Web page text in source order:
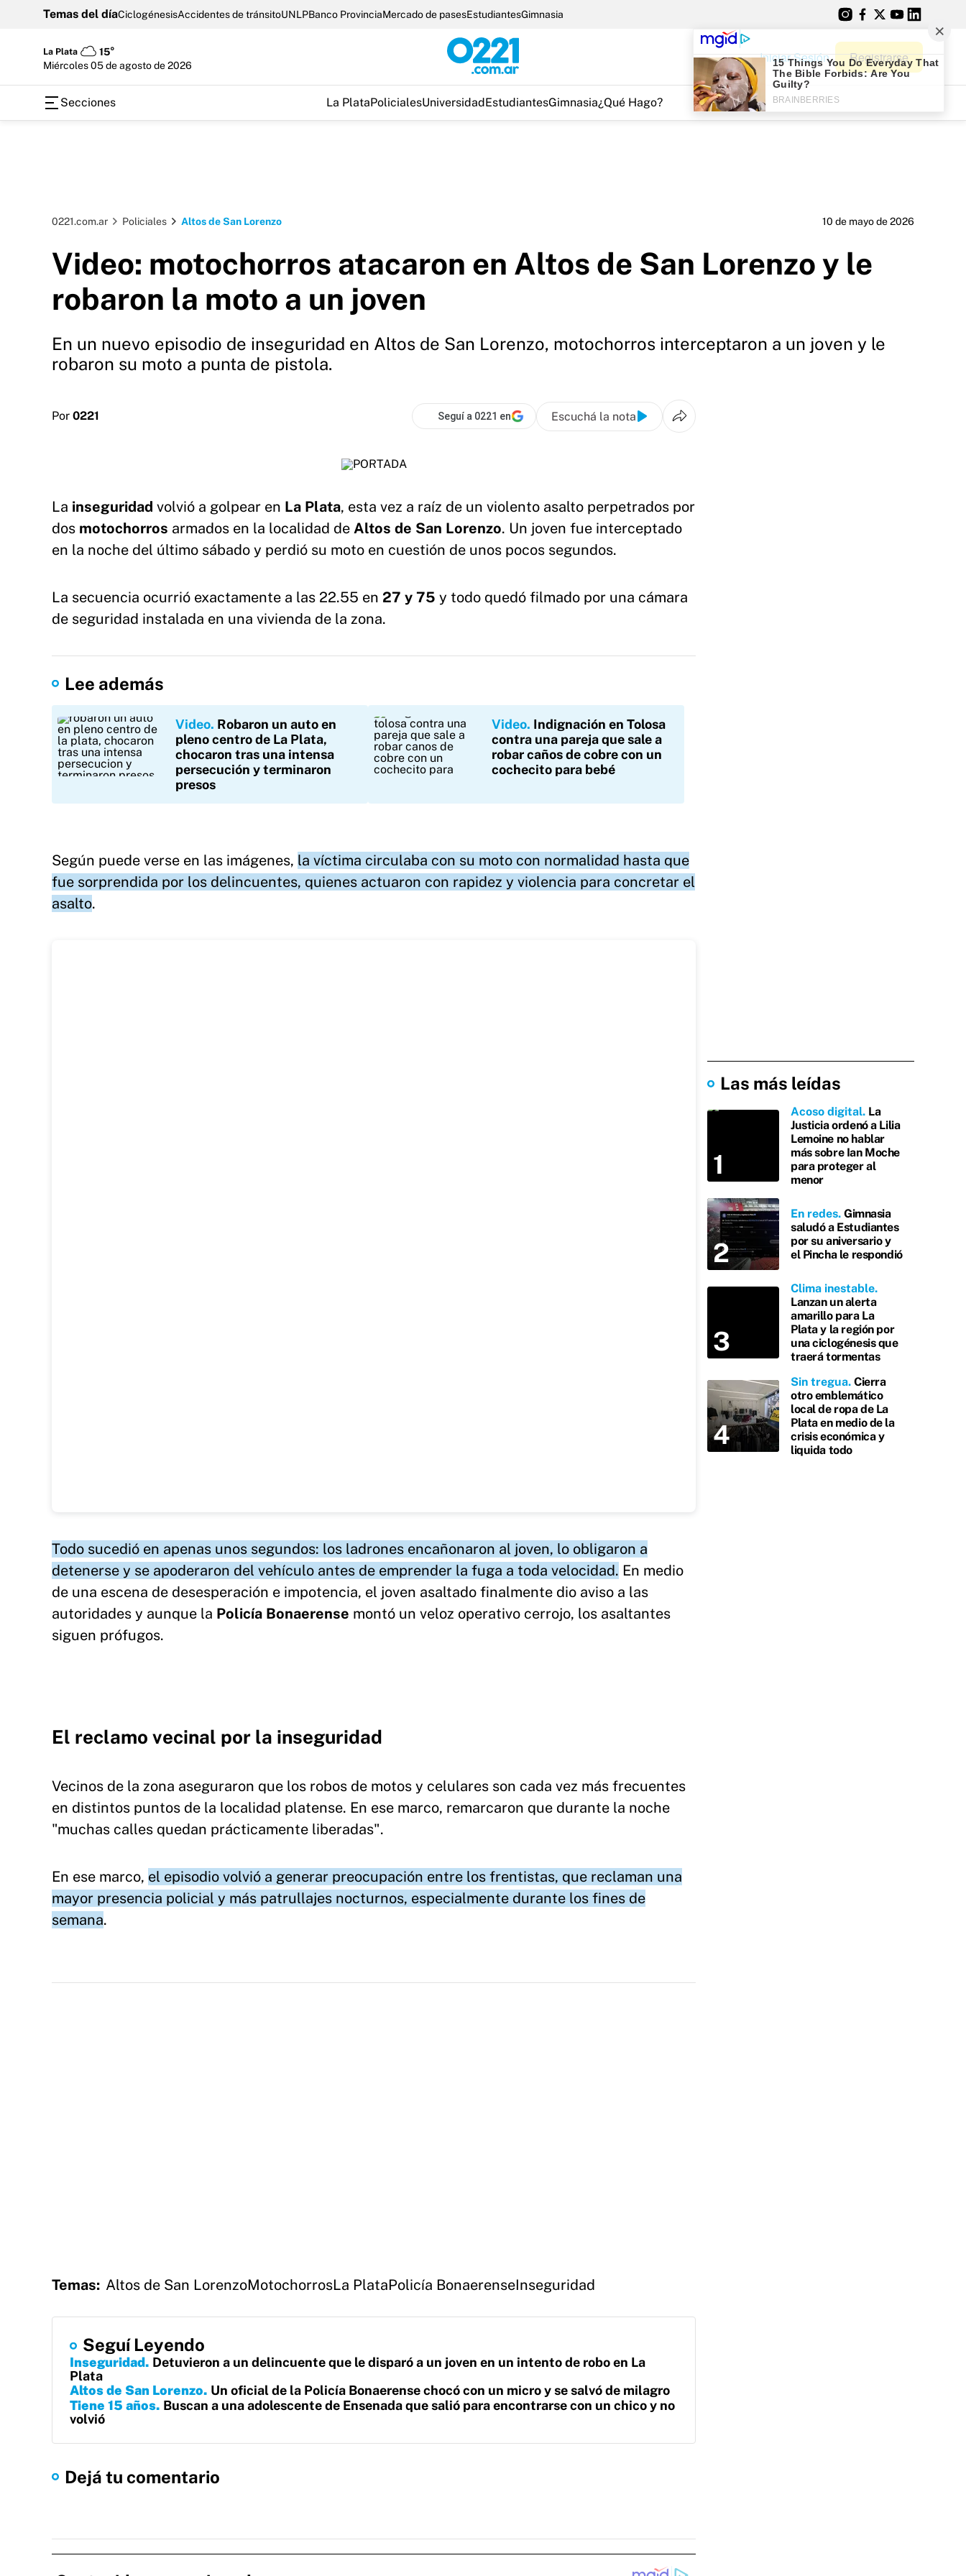
Temas del díaCiclogénesisAccidentes de tránsitoUNLPBanco ProvinciaMercado de pasesEstudiantesGimnasia
La Plata
15°
miércoles 05 de agosto de 2026
Iniciar Sesión Registrarse
Secciones La PlataPolicialesUniversidadEstudiantesGimnasia¿Qué Hago?
0221.com.ar Policiales Altos de San Lorenzo 10 de mayo de 2026
Video: motochorros atacaron en Altos de San Lorenzo y le
robaron la moto a un joven
En un nuevo episodio de inseguridad en Altos de San Lorenzo, motochorros interceptaron a un joven y le
robaron su moto a punta de pistola.
Por 0221 Seguí a 0221 en Escuchá la nota
La inseguridad volvió a golpear en La Plata, esta vez a raíz de un violento asalto perpetrados por
dos motochorros armados en la localidad de Altos de San Lorenzo. Un joven fue interceptado
en la noche del último sábado y perdió su moto en cuestión de unos pocos segundos.
La secuencia ocurrió exactamente a las 22.55 en 27 y 75 y todo quedó filmado por una cámara
de seguridad instalada en una vivienda de la zona.
Lee además
Video Robaron un auto en
pleno centro de La Plata,
chocaron tras una intensa
persecución y terminaron
presos
Video Indignación en Tolosa
contra una pareja que sale a
robar caños de cobre con un
cochecito para bebé
Según puede verse en las imágenes, la víctima circulaba con su moto con normalidad hasta que
fue sorprendida por los delincuentes, quienes actuaron con rapidez y violencia para concretar el
asalto.
Todo sucedió en apenas unos segundos: los ladrones encañonaron al joven, lo obligaron a
detenerse y se apoderaron del vehículo antes de emprender la fuga a toda velocidad. En medio
de una escena de desesperación e impotencia, el joven asaltado finalmente dio aviso a las
autoridades y aunque la Policía Bonaerense montó un veloz operativo cerrojo, los asaltantes
siguen prófugos.
El reclamo vecinal por la inseguridad
Vecinos de la zona aseguraron que los robos de motos y celulares son cada vez más frecuentes
en distintos puntos de la localidad platense. En ese marco, remarcaron que durante la noche
"muchas calles quedan prácticamente liberadas".
En ese marco, el episodio volvió a generar preocupación entre los frentistas, que reclaman una
mayor presencia policial y más patrullajes nocturnos, especialmente durante los fines de
semana.
Temas: Altos de San LorenzoMotochorrosLa PlataPolicía BonaerenseInseguridad
Seguí Leyendo
Inseguridad Detuvieron a un delincuente que le disparó a un joven en un intento de robo en La
Plata
Altos de San Lorenzo Un oficial de la Policía Bonaerense chocó con un micro y se salvó de milagro
Tiene 15 años Buscan a una adolescente de Ensenada que salió para encontrarse con un chico y no
volvió
Dejá tu comentario
Las más leídas
Acoso digital La
Justicia ordenó a Lilia
Lemoine no hablar
más sobre Ian Moche
para proteger al
menor
En redes Gimnasia
saludó a Estudiantes
por su aniversario y
el Pincha le respondió
Clima inestable
Lanzan un alerta
amarillo para La
Plata y la región por
una ciclogénesis que
traerá tormentas
Sin tregua Cierra
otro emblemático
local de ropa de La
Plata en medio de la
crisis económica y
liquida todo